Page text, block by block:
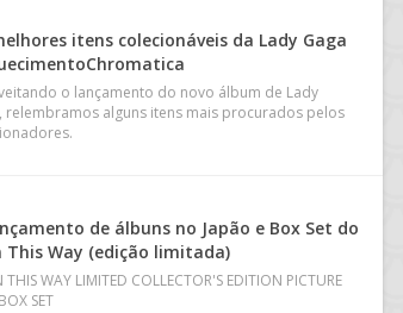
itens colecionáveis da Lady Gaga
o lançamento do novo álbum de Lady
relembramos alguns itens mais procurados pelos
de álbuns no Japão e Box Set do
This Way (edição limitada)
THIS WAY LIMITED COLLECTOR'S EDITION PICTURE
SET